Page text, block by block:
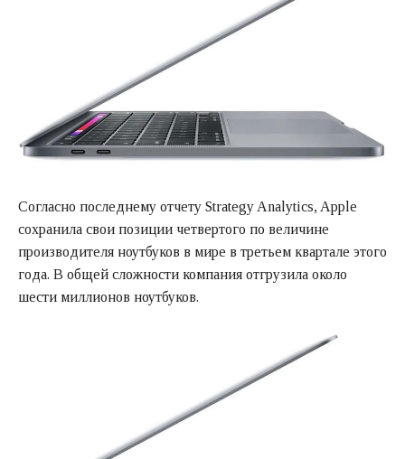
Согласно последнему отчету Strategy Analytics, Apple
сохранила свои позиции четвертого по величине
производителя ноутбуков в мире в третьем квартале этого
года. В общей сложности компания отгрузила около
шести миллионов ноутбуков.